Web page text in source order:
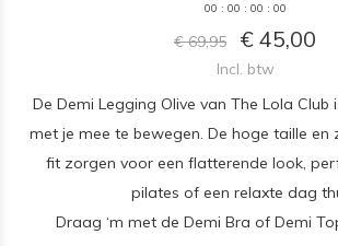
00 : 00 : 00 : 00
€ 69,95 € 45,00
Incl. btw
De Demi Legging Olive van The Lola
met je mee te bewegen. De hoge taille en
fit zorgen voor een flatterende look,
pilates of een relaxte dag
Draag ‘m met de Demi Bra of Demi